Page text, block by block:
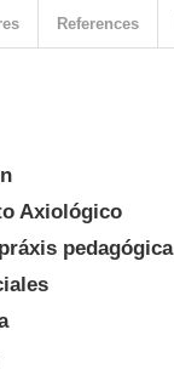
Axiológico
pedagógica
References